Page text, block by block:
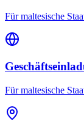
Für maltesische
Für maltesische